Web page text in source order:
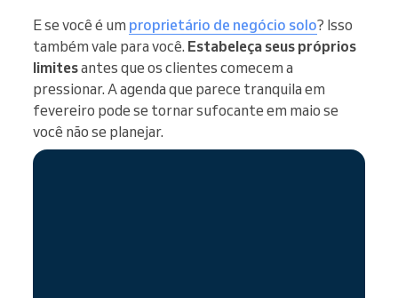
E se você é um proprietário de negócio solo? Isso
também vale para você. Estabeleça seus próprios
limitesantes que os clientes comecem a
pressionar. A agenda que parece tranquila em
fevereiro pode se tornar sufocante em maio se
você não se planejar.